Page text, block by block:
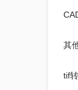
其
tif